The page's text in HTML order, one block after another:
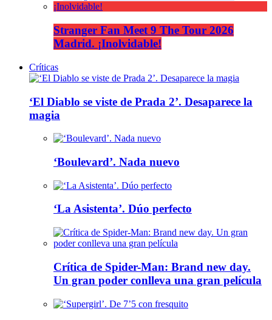
Stranger Fan Meet 9 The Tour 2026
Madrid. ¡Inolvidable!
Críticas
‘El Diablo se viste de Prada 2’. Desaparece la
magia
‘Boulevard’. Nada nuevo
‘La Asistenta’. Dúo perfecto
Crítica de Spider-Man: Brand new day.
Un gran poder conlleva una gran película